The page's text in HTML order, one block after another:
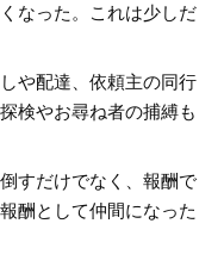
なった。これは少しだ
や配達、依頼主の同行
検やお尋ね者の捕縛も
すだけでなく、報酬で
酬として仲間になった